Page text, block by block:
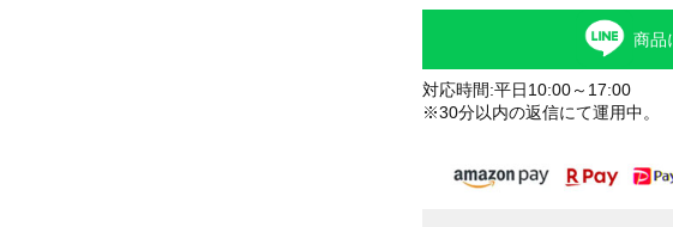
商品
対応時間:平日10:00～17:00
※30分以内の返信にて運用中。